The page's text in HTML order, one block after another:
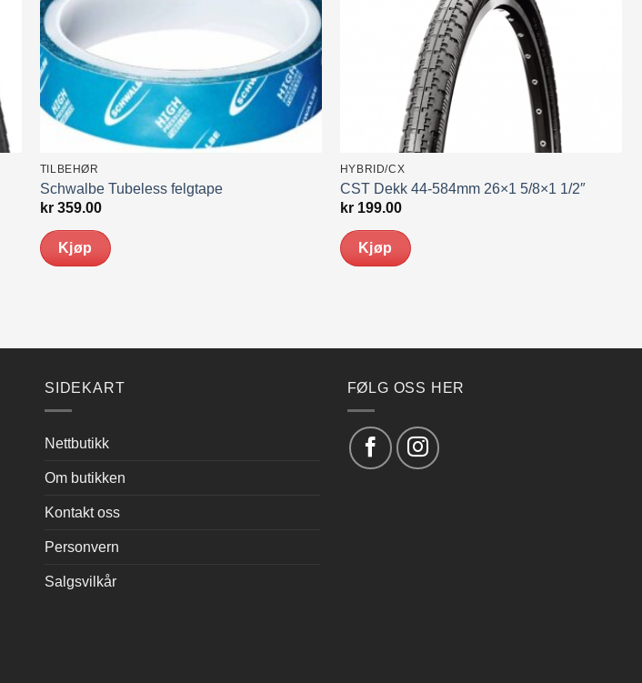
TILBEHØR
Schwalbe Tubeless felgtape
kr359.00
Kjøp
Alternativene
på
HYBRID/CX
CST Dekk 44-584mm 26×1 5/8×1 1/2″
kr199.00
Kjøp
SIDEKART
Nettbutikk
Om butikken
Kontakt oss
Personvern
Salgsvilkår
FØLG OSS HER